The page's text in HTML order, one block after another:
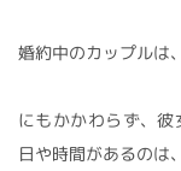
婚約中のカップルは
にもかかわらず、
日や時間があるのは